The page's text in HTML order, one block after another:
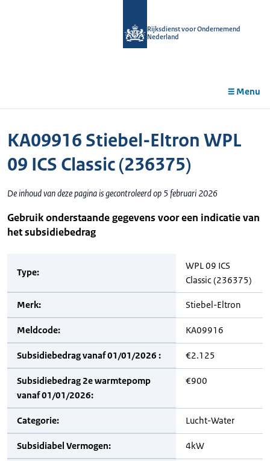
Rijksdienst voor Ondernemend
Nederland
Menu
KA09916 Stiebel-Eltron WPL
09 ICS Classic (236375)
De inhoud van deze pagina is gecontroleerd op 5 februari 2026
Gebruik onderstaande gegevens voor een indicatie van
het subsidiebedrag
Type:
WPL 09 ICS
Classic (236375)
Merk: Stiebel-Eltron
Meldcode: KA09916
Subsidiebedrag vanaf 01/01/2026 : €2.125
Subsidiebedrag 2e warmtepomp
vanaf 01/01/2026:
€900
Categorie: Lucht-Water
Subsidiabel Vermogen: 4kW